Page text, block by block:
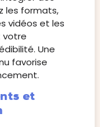
les formats,
vidéos et les
votre
Une
favorise
et